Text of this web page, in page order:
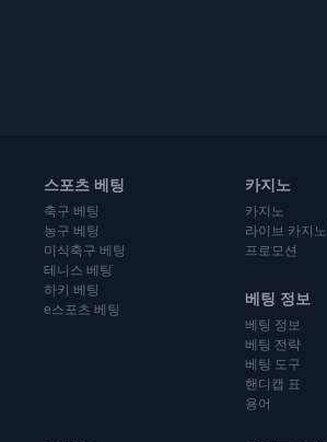
스포츠 베팅
축구 베팅
농구 베팅
미식축구 베팅
테니스 베팅
하키 베팅
e스포츠 베팅
카지노
카지노
라이브 카지노
프로모션
베팅 정보
베팅 정보
베팅 전략
베팅 도구
핸디캡 표
용어